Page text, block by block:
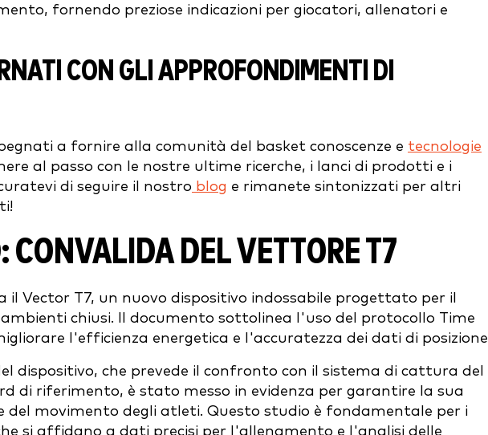
fornendo preziose indicazioni per giocatori, allenatori e
CON GLI APPROFONDIMENTI DI
a fornire alla comunità del basket conoscenze e tecnologie
al passo con le nostre ultime ricerche, i lanci di prodotti e i
di seguire il nostro blog e rimanete sintonizzati per altri
CONVALIDA DEL VETTORE T7
il Vector T7, un nuovo dispositivo indossabile progettato per il
chiusi. Il documento sottolinea l'uso del protocollo Time
l'efficienza energetica e l'accuratezza dei dati di
dispositivo, che prevede il confronto con il sistema di cattura del
di riferimento, è stato messo in evidenza per garantire la sua
del movimento degli atleti. Questo studio è fondamentale per i
si affidano a dati precisi per l'allenamento e l'analisi delle